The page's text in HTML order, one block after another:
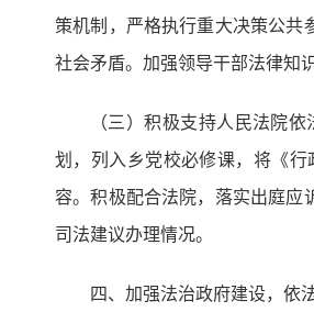
策机制，严格执行重大决策公共
社会矛盾。加强领导干部法律知
（三）积极支持人民法院
划，列入乡党校必修课，将《
容。积极配合法院，落实出庭应
司法建议办理情况。
四、加强法治政府建设，依